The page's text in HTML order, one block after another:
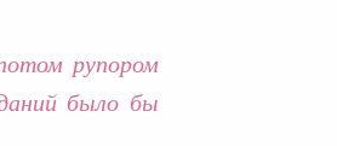
рупором
было бы